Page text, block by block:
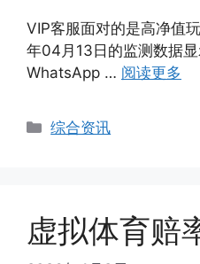
VIP客服面对的是高净值
年04月13日的监测数据
WhatsApp … 阅读更多
Categories
综合资讯
虚拟体育赔